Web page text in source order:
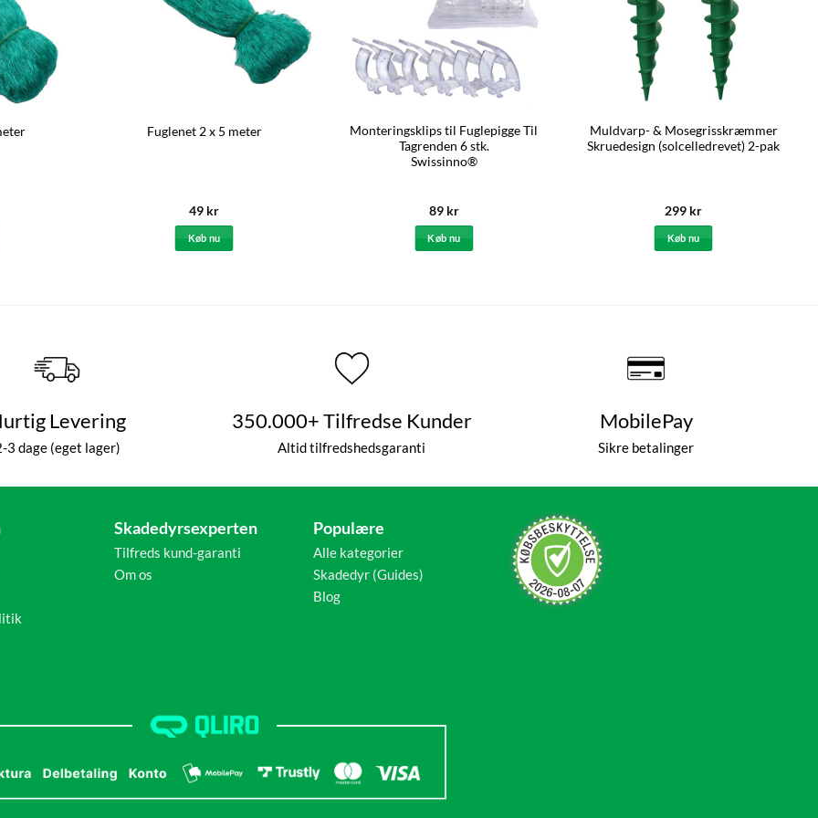
Fuglenet 2 x 5 meter
49 kr
Køb nu
Monteringsklips til Fuglepigge Til
Tagrenden 6 stk.
Swissinno®
89 kr
Køb nu
Muldvarp- & Mosegrisskræmmer
Skruedesign (solcelledrevet) 2-pak
299 kr
Køb nu
Levering
3 dage (eget lager)
350.000+ Tilfredse Kunder
Altid tilfredshedsgaranti
MobilePay
Sikre betalinger
Skadedyrsexperten
Tilfreds kund-garanti
Om os
Populære
Alle kategorier
Skadedyr (Guides)
Blog